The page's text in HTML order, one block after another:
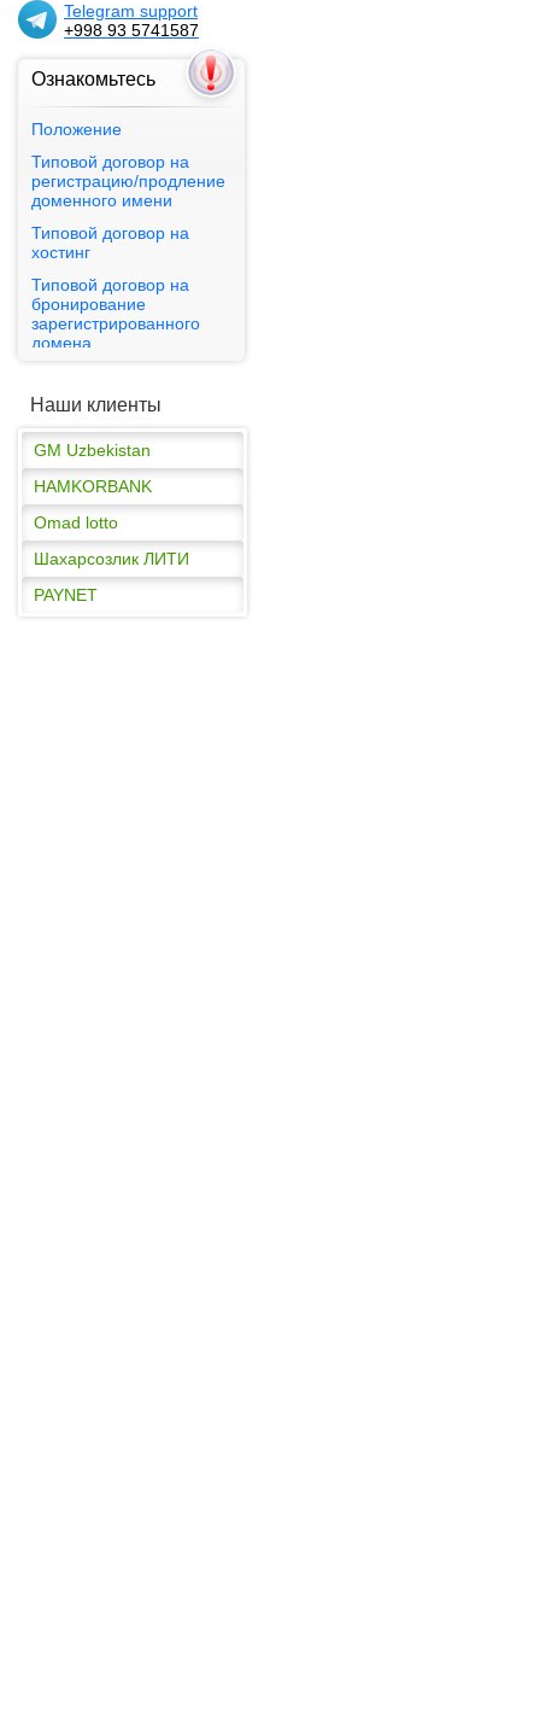
Telegram support
+998 93 5741587
Ознакомьтесь
Положение
Типовой договор на
регистрацию/продление
доменного имени
Типовой договор на
хостинг
Типовой договор на
бронирование
зарегистрированного
домена
Наши клиенты
GM Uzbekistan
HAMKORBANK
Omad lotto
PAYNET
GM Uzbekistan
HAMKORBANK
Omad lotto
Шахарсозлик ЛИТИ
PAYNET